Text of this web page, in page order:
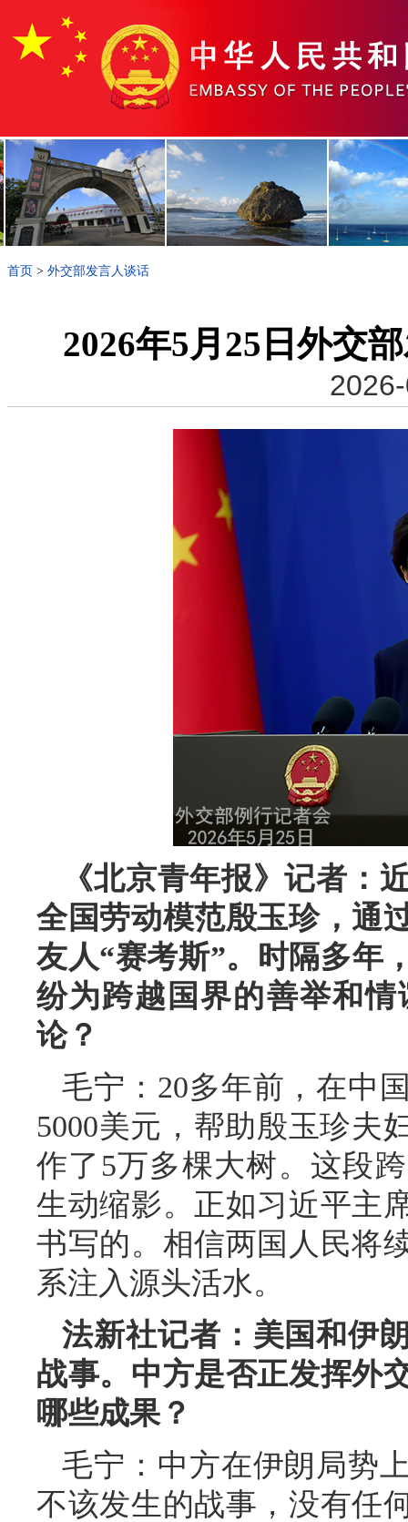
首页 > 外交部发言人谈话
2026年5月25日外交
《北京青年报》记者：
全国劳动模范殷玉珍，通
友人“赛考斯”。时隔多年
纷为跨越国界的善举和
论？
毛宁：20多年前，在中
5000美元，帮助殷玉珍夫
作了5万多棵大树。这段
生动缩影。正如习近平主
书写的。相信两国人民将
系注入源头活水。
法新社记者：美国和伊
战事。中方是否正发挥外
哪些成果？
毛宁：中方在伊朗局势
不该发生的战事，没有任